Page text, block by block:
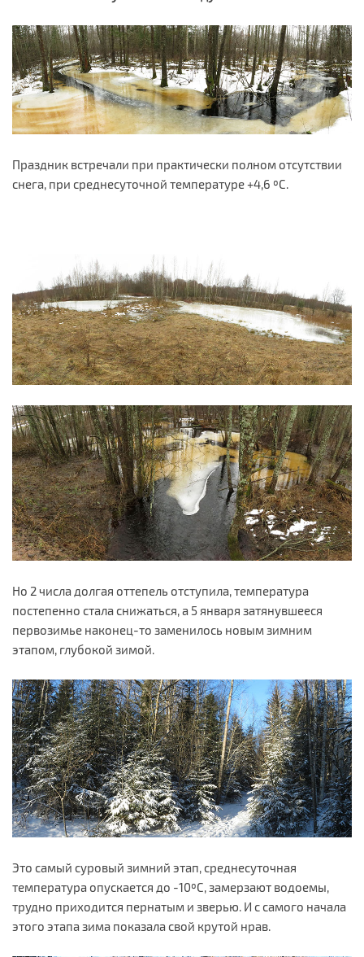
Праздник встречали при практически полном отсутствии
снега, при среднесуточной температуре +4,6 ºС.
Но 2 числа долгая оттепель отступила, температура
постепенно стала снижаться, а 5 января затянувшееся
первозимье наконец-то заменилось новым зимним
этапом, глубокой зимой.
Это самый суровый зимний этап, среднесуточная
температура опускается до -10ºС, замерзают водоемы,
трудно приходится пернатым и зверью. И с самого начала
этого этапа зима показала свой крутой нрав.